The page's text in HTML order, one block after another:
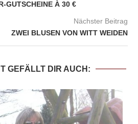
GUTSCHEINE À 30 €
Nächster Beitrag
ZWEI BLUSEN VON WITT WEIDEN
GEFÄLLT DIR AUCH: